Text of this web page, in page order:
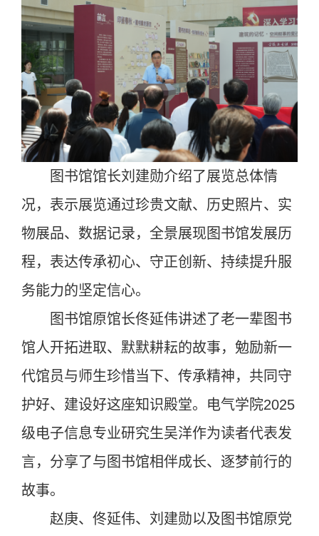
图书馆馆长刘建勋介绍了展览总体情
况，表示展览通过珍贵文献、历史照片、实
物展品、数据记录，全景展现图书馆发展历
程，表达传承初心、守正创新、持续提升服
务能力的坚定信心。
图书馆原馆长佟延伟讲述了老一辈图书
馆人开拓进取、默默耕耘的故事，勉励新一
代馆员与师生珍惜当下、传承精神，共同守
护好、建设好这座知识殿堂。电气学院2025
级电子信息专业研究生吴洋作为读者代表发
言，分享了与图书馆相伴成长、逐梦前行的
故事。
赵庚、佟延伟、刘建勋以及图书馆原党